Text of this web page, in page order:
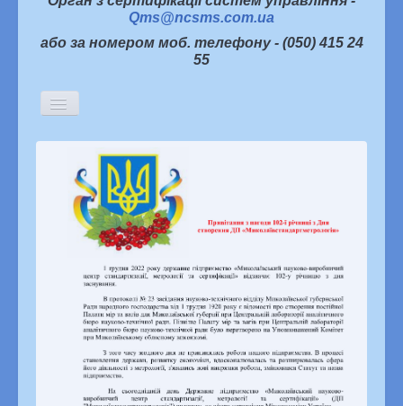
Qms@ncsms.com.ua
або за номером моб. телефону - (050) 415 24
55
Включить/
выключить
навигацию
Головна
Історична довідка
Керівництво
Структура підприємства
Партнери про нас
Інформаційна політика
Статті
Новини
Архів новин
Семінари, наради, конференції
Конкурси
«Я хочу жити в якісному світі»